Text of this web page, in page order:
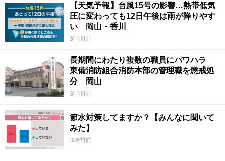
【天気予報】台風15号の影響…熱帯低気
圧に変わっても12日午後は雨が降りやす
い 岡山・香川
3時間前
長期間にわたり複数の職員にパワハラ
東備消防組合消防本部の管理職を懲戒処
分 岡山
3時間前
節水対策してますか？【みんなに聞いて
みた】
3時間前